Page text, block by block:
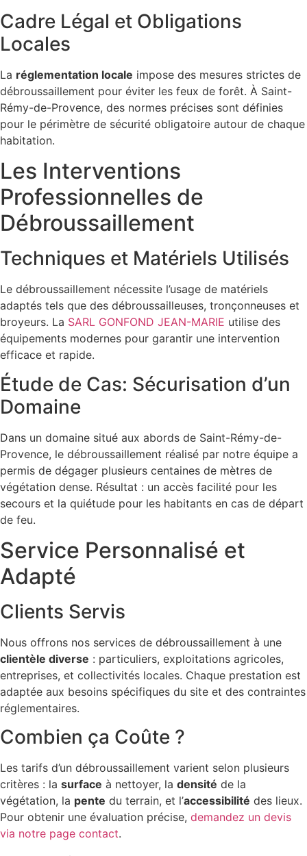
Cadre Légal et Obligations
Locales
La réglementation locale impose des mesures strictes de
débroussaillement pour éviter les feux de forêt. À Saint-
Rémy-de-Provence, des normes précises sont définies
pour le périmètre de sécurité obligatoire autour de chaque
habitation.
Les Interventions
Professionnelles de
Débroussaillement
Techniques et Matériels Utilisés
Le débroussaillement nécessite l’usage de matériels
adaptés tels que des débroussailleuses, tronçonneuses et
broyeurs. La SARL GONFOND JEAN-MARIE utilise des
équipements modernes pour garantir une intervention
efficace et rapide.
Étude de Cas: Sécurisation d’un
Domaine
Dans un domaine situé aux abords de Saint-Rémy-de-
Provence, le débroussaillement réalisé par notre équipe a
permis de dégager plusieurs centaines de mètres de
végétation dense. Résultat : un accès facilité pour les
secours et la quiétude pour les habitants en cas de départ
de feu.
Service Personnalisé et
Adapté
Clients Servis
Nous offrons nos services de débroussaillement à une
clientèle diverse : particuliers, exploitations agricoles,
entreprises, et collectivités locales. Chaque prestation est
adaptée aux besoins spécifiques du site et des contraintes
réglementaires.
Combien ça Coûte ?
Les tarifs d’un débroussaillement varient selon plusieurs
critères : la surface à nettoyer, la densité de la
végétation, la pente du terrain, et l’accessibilité des lieux.
Pour obtenir une évaluation précise, demandez un devis
via notre page contact.